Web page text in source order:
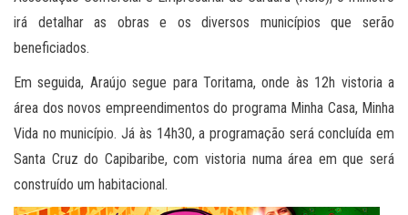
irá detalhar as obras e os diversos municípios que serão
beneficiados.
Em seguida, Araújo segue para Toritama, onde às 12h vistoria a
área dos novos empreendimentos do programa Minha Casa, Minha
Vida no município. Já às 14h30, a programação será concluída em
Santa Cruz do Capibaribe, com vistoria numa área em que será
construído um habitacional.